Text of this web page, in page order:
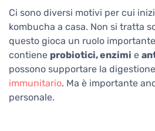
Ci sono diversi motivi per cui
kombucha a casa. Non si tratta
questo gioca un ruolo
contiene probiotici, enzimi e
possono supportare la
immunitario. Ma è importante
personale.